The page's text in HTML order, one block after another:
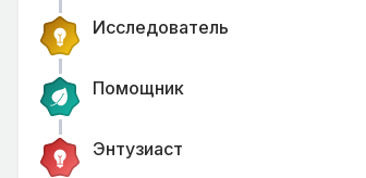
Исследователь
Помощник
Энтузиаст